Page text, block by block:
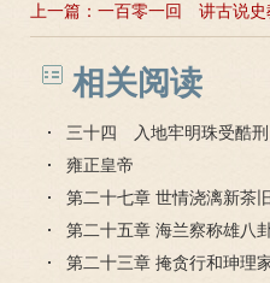
上一篇： 一百零一回 讲古说
相关阅读
三十四 入地牢明珠受酷
雍正皇帝
第二十七章 世情浇漓新茶
今上
第二十五章 海兰察称雄八
罗城
第二十三章 掩贪行和珅理